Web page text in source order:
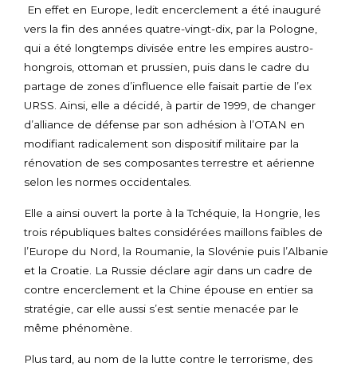
En effet en Europe, ledit encerclement a été inauguré
vers la fin des années quatre-vingt-dix, par la Pologne,
qui a été longtemps divisée entre les empires austro-
hongrois, ottoman et prussien, puis dans le cadre du
partage de zones d’influence elle faisait partie de l’ex
URSS. Ainsi, elle a décidé, à partir de 1999, de changer
d’alliance de défense par son adhésion à l’OTAN en
modifiant radicalement son dispositif militaire par la
rénovation de ses composantes terrestre et aérienne
selon les normes occidentales.
Elle a ainsi ouvert la porte à la Tchéquie, la Hongrie, les
trois républiques baltes considérées maillons faibles de
l’Europe du Nord, la Roumanie, la Slovénie puis l’Albanie
et la Croatie. La Russie déclare agir dans un cadre de
contre encerclement et la Chine épouse en entier sa
stratégie, car elle aussi s’est sentie menacée par le
même phénomène.
Plus tard, au nom de la lutte contre le terrorisme, des